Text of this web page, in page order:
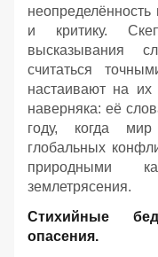
и критику.
высказывания
считаться
настаивают на их
наверняка: её
году, когда
глобальных
природными
землетрясения.
Стихийные
опасения.